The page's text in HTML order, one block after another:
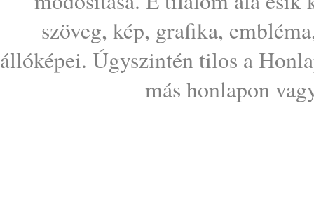
szöveg, kép, grafika,
állóképei. Úgyszintén tilos a
más honlapon